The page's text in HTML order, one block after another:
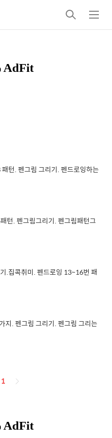
검
색
메
뉴
턴. 펜그림 그리기. 펜드로잉하는
턴. 펜그림그리기. 펜그림패턴그
.집콕취미. 펜드로잉 13~16번 패
지. 펜그림 그리기. 펜그림 그리는
페
1